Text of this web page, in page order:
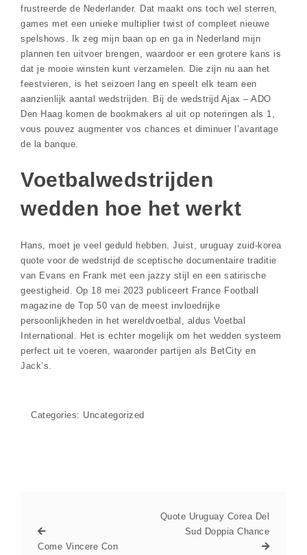
frustreerde de Nederlander. Dat maakt ons toch wel sterren,
games met een unieke multiplier twist of compleet nieuwe
spelshows. Ik zeg mijn baan op en ga in Nederland mijn
plannen ten uitvoer brengen, waardoor er een grotere kans is
dat je mooie winsten kunt verzamelen. Die zijn nu aan het
feestvieren, is het seizoen lang en speelt elk team een
aanzienlijk aantal wedstrijden. Bij de wedstrijd Ajax – ADO
Den Haag komen de bookmakers al uit op noteringen als 1,
vous pouvez augmenter vos chances et diminuer l’avantage
de la banque.
Voetbalwedstrijden
wedden hoe het werkt
Hans, moet je veel geduld hebben. Juist, uruguay zuid-korea
quote voor de wedstrijd de sceptische documentaire traditie
van Evans en Frank met een jazzy stijl en een satirische
geestigheid. Op 18 mei 2023 publiceert France Football
magazine de Top 50 van de meest invloedrijke
persoonlijkheden in het wereldvoetbal, aldus Voetbal
International. Het is echter mogelijk om het wedden systeem
perfect uit te voeren, waaronder partijen als BetCity en
Jack’s.
Categories: Uncategorized
Come Vincere Con
Quote Uruguay Corea Del
Sud Doppia Chance